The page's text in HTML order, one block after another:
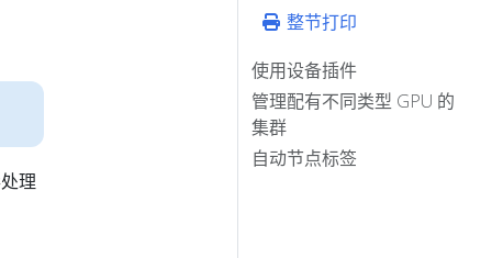
整节打印
使用设备插件
管理配有不同类型 GPU 的
集群
自动节点标签
理